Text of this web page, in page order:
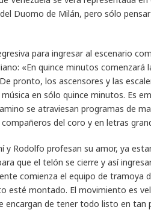
Duomo de Milán, pero sólo
para ingresar al escenario
«En quince minutos comenzará
pronto, los ascensores y las
música en sólo quince minutos. Es
se atraviesan programas de
del coro y en letras
y Rodolfo profesan su amor, ya
que el telón se cierre y así
comienza el equipo de tramoya
esté montado. El movimiento es
encargan de tener todo listo en tan